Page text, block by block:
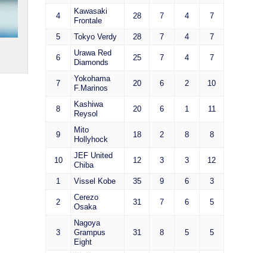
4
Kawasaki
Frontale
28 7 4 7
5 Tokyo Verdy 28 7 4 7
6
Urawa Red
Diamonds
25 7 4 7
7
Yokohama
F.Marinos
20 6 2 10
8
Kashiwa
Reysol
20 6 1 11
9
Mito
Hollyhock
18 2 8 8
10
JEF United
Chiba
12 3 3 12
1 Vissel Kobe 35 9 6 3
2
Cerezo
Osaka
31 7 6 5
3
Nagoya
Grampus
Eight
31 8 5 5